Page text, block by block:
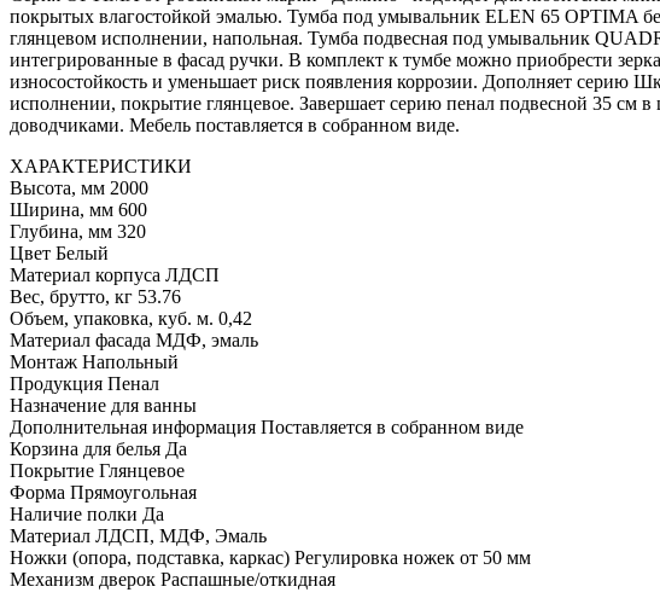
покрытых влагостойкой эмалью. Тумба под умывальник ELEN 65 OPTIMA
глянцевом исполнении, напольная. Тумба подвесная под умывальник
интегрированные в фасад ручки. В комплект к тумбе можно приобрести
износостойкость и уменьшает риск появления коррозии. Дополняет серию
исполнении, покрытие глянцевое. Завершает серию пенал подвесной 35 см
доводчиками. Мебель поставляется в собранном виде.
ХАРАКТЕРИСТИКИ
Высота, мм 2000
Ширина, мм 600
Глубина, мм 320
Цвет Белый
Материал корпуса ЛДСП
Вес, брутто, кг 53.76
Объем, упаковка, куб. м. 0,42
Материал фасада МДФ, эмаль
Монтаж Напольный
Продукция Пенал
Назначение для ванны
Дополнительная информация Поставляется в собранном виде
Корзина для белья Да
Покрытие Глянцевое
Форма Прямоугольная
Наличие полки Да
Материал ЛДСП, МДФ, Эмаль
Ножки (опора, подставка, каркас) Регулировка ножек от 50 мм
Механизм дверок Распашные/откидная